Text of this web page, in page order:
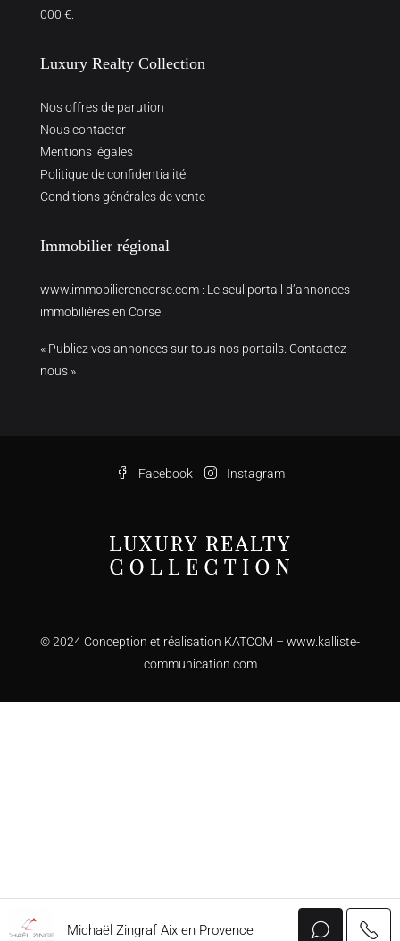
000 €.
Luxury Realty Collection
Nos offres de parution
Nous contacter
Mentions légales
Politique de confidentialité
Conditions générales de vente
Immobilier régional
www.immobilierencorse.com : Le seul portail d’annonces
immobilières en Corse.
« Publiez vos annonces sur tous nos portails. Contactez-
nous »
Facebook Instagram
© 2024 Conception et réalisation KATCOM – www.kalliste-
communication.com
Michaël Zingraf Aix en Provence